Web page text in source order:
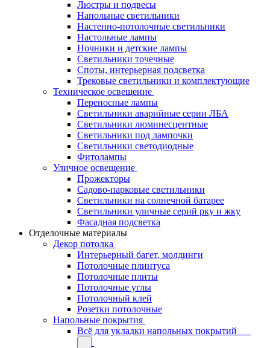
Люстры и подвесы
Напольные светильники
Настенно-потолочные светильники
Настольные лампы
Ночники и детские лампы
Светильники точечные
Споты, интерьерная подсветка
Трековые светильники и комплектующие
Техническое освещение
Переносные лампы
Светильники аварийные серии ЛБА
Светильники люминесцентные
Светильники под лампочки
Светильники светодиодные
Фитолампы
Уличное освещение
Прожекторы
Садово-парковые светильники
Светильники на солнечной батарее
Светильники уличные серий рку и жку
Фасадная подсветка
Отделочные материалы
Декор потолка
Интерьерный багет, молдинги
Потолочные плинтуса
Потолочные плиты
Потолочные углы
Потолочный клей
Розетки потолочные
Напольные покрытия
Всё для укладки напольных покрытий